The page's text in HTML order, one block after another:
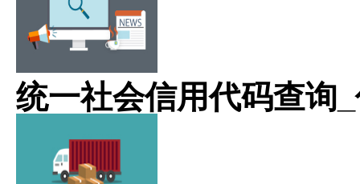
统一社会信用代码查询